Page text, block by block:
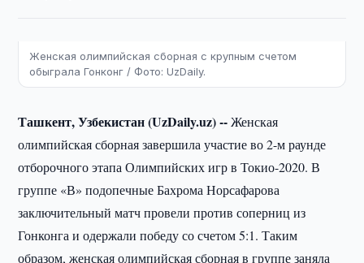
Женская олимпийская сборная с крупным счетом
обыграла Гонконг / Фото: UzDaily.
Ташкент, Узбекистан (UzDaily.uz) --Женская
олимпийская сборная завершила участие во 2-м раунде
отборочного этапа Олимпийских игр в Токио-2020. В
группе «В» подопечные Бахрома Норсафарова
заключительный матч провели против соперниц из
Гонконга и одержали победу со счетом 5:1. Таким
образом, женская олимпийская сборная в группе заняла